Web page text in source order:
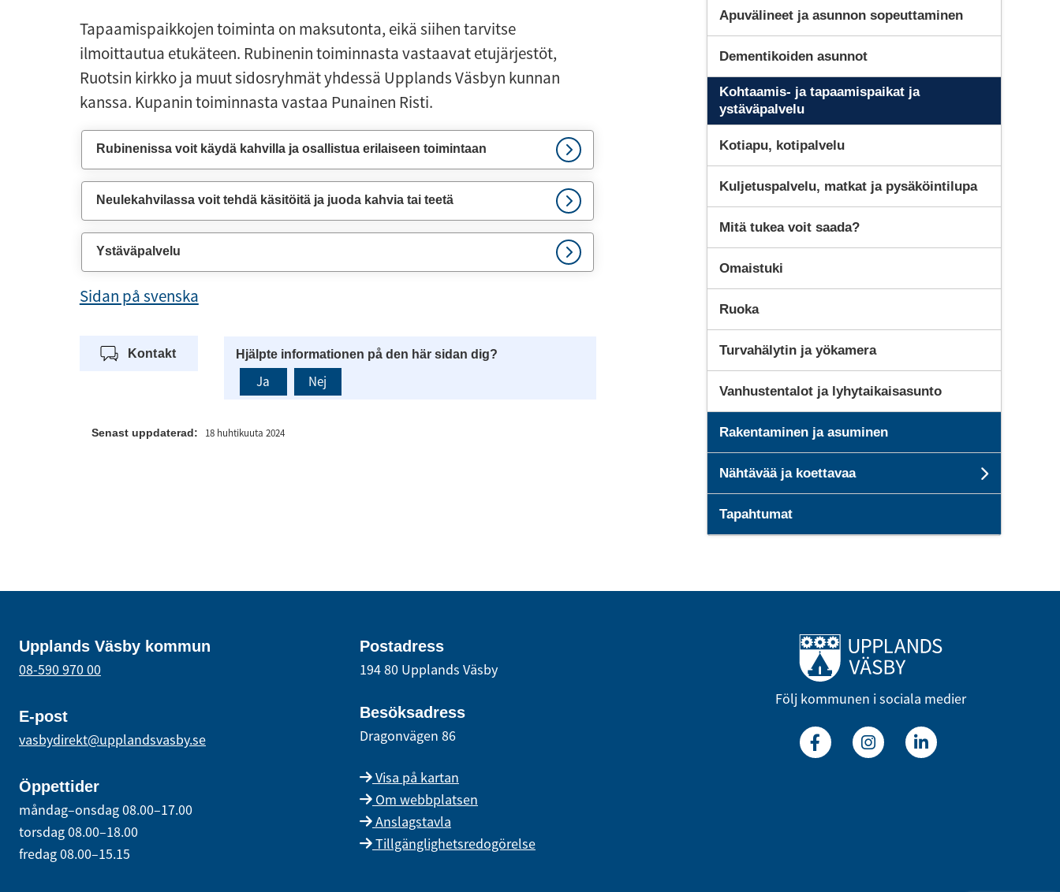
Tapaamispaikkojen toiminta on maksutonta, eikä siihen tarvitse
ilmoittautua etukäteen. Rubinenin toiminnasta vastaavat etujärjestöt,
Ruotsin kirkko ja muut sidosryhmät yhdessä Upplands Väsbyn kunnan
kanssa. Kupanin toiminnasta vastaa Punainen Risti.
Rubinenissa voit käydä kahvilla ja osallistua erilaiseen toimintaan
Neulekahvilassa voit tehdä käsitöitä ja juoda kahvia tai teetä
Ystäväpalvelu
Sidan på svenska
Kontakt Hjälpte informationen på den här sidan dig?
Ja Nej
Senast uppdaterad: 18 huhtikuuta 2024
Apuvälineet ja asunnon sopeuttaminen
Dementikoiden asunnot
Kohtaamis- ja tapaamispaikat ja
ystäväpalvelu
Kotiapu, kotipalvelu
Kuljetuspalvelu, matkat ja pysäköintilupa
Mitä tukea voit saada?
Omaistuki
Ruoka
Turvahälytin ja yökamera
Vanhustentalot ja lyhytaikaisasunto
Rakentaminen ja asuminen
Nähtävää ja koettavaa
Tapahtumat
Upplands Väsby kommun
08-590 970 00
E-post
vasbydirekt@upplandsvasby.se
Öppettider
måndag–onsdag 08.00–17.00
torsdag 08.00–18.00
fredag 08.00–15.15
Postadress
194 80 Upplands Väsby
Besöksadress
Dragonvägen 86
Visa på kartan
Om webbplatsen
Anslagstavla
Tillgänglighetsredogörelse
Till startsidan
Följ kommunen i sociala medier
FacebookInstagramLinkedin